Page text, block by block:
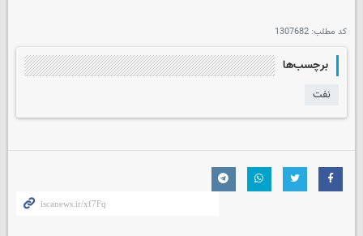
کد مطلب: 1307682
برچسب‌ها
نفت